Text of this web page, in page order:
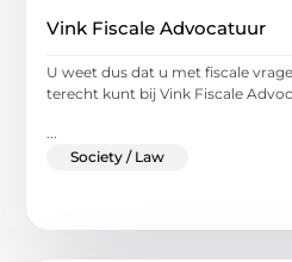
Vink Fiscale Advocatuur
U weet dus dat u met fiscale
terecht kunt bij Vink Fiscale
Society / Law